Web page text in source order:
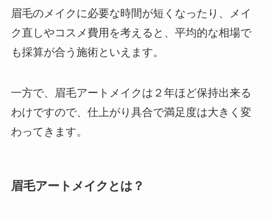
眉毛のメイクに必要な時間が短くなったり、メイ
ク直しやコスメ費用を考えると、平均的な相場で
も採算が合う施術といえます。
一方で、眉毛アートメイクは２年ほど保持出来る
わけですので、仕上がり具合で満足度は大きく変
わってきます。
眉毛アートメイクとは？